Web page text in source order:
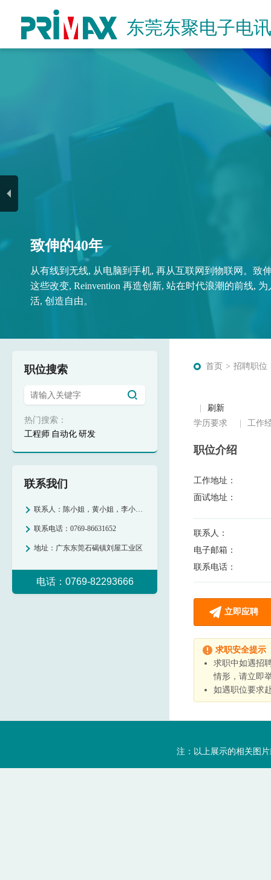
东莞东聚电子电
致伸的40年
从有线到无线, 从电脑到手机, 再从互联网到物联网。致
这些改变, Reinvention 再造创新, 站在时代浪潮的前线,
活, 创造自由。
致伸整合视觉影像、声学和人机介
人们生活的每个细节。
职位搜索
热门搜索：
工程师 自动化 研发
联系我们
联系人： 陈小姐，黄小姐，李小姐，周小姐
联系电话： 0769-86631652
地址： 广东东莞石碣镇刘屋工业区
电话：0769-82293666
首页 招聘职位
刷新
学历要求
工作
职位介绍
工作地址：
面试地址：
联系人：
电子邮箱：
联系电话：
立即应聘
求职安全提示
求职中如遇招
情形，请立即
如遇职位要求
注：以上展示的相关图